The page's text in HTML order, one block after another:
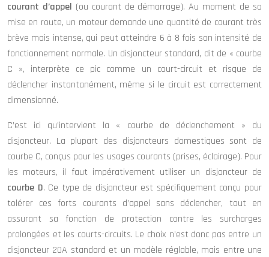
courant d’appel (ou courant de démarrage). Au moment de sa
mise en route, un moteur demande une quantité de courant très
brève mais intense, qui peut atteindre 6 à 8 fois son intensité de
fonctionnement normale. Un disjoncteur standard, dit de « courbe
C », interprète ce pic comme un court-circuit et risque de
déclencher instantanément, même si le circuit est correctement
dimensionné.
C’est ici qu’intervient la « courbe de déclenchement » du
disjoncteur. La plupart des disjoncteurs domestiques sont de
courbe C, conçus pour les usages courants (prises, éclairage). Pour
les moteurs, il faut impérativement utiliser un disjoncteur de
courbe D. Ce type de disjoncteur est spécifiquement conçu pour
tolérer ces forts courants d’appel sans déclencher, tout en
assurant sa fonction de protection contre les surcharges
prolongées et les courts-circuits. Le choix n’est donc pas entre un
disjoncteur 20A standard et un modèle réglable, mais entre une